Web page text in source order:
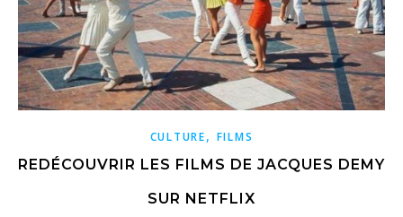
CULTURE, FILMS
REDÉCOUVRIR LES FILMS DE JACQUES DEMY
SUR NETFLIX